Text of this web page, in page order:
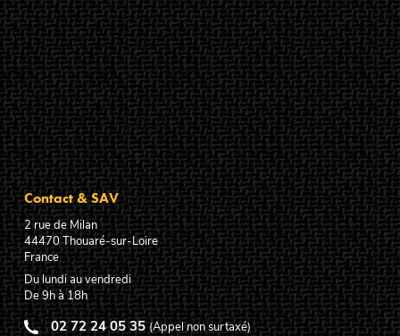
Contact & SAV
2 rue de Milan
44470Thouaré-sur-Loire
France
Du lundi au vendredi
De 9h à 18h
02 72 24 05 35 (Appel non surtaxé)